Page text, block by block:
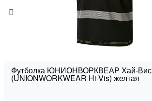
Футболка ЮНИОНВОРКВЕАР Хай-Вис
(UNIONWORKWEAR Hi-Vis) желтая